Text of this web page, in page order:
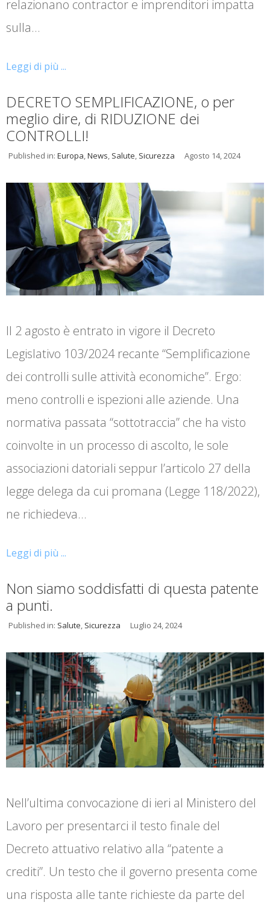
relazionano contractor e imprenditori impatta
sulla…
Leggi di più ...
DECRETO SEMPLIFICAZIONE, o per
meglio dire, di RIDUZIONE dei
CONTROLLI!
Published in: Europa News Salute Sicurezza Agosto 14, 2024
Il 2 agosto è entrato in vigore il Decreto
Legislativo 103/2024 recante “Semplificazione
dei controlli sulle attività economiche”. Ergo:
meno controlli e ispezioni alle aziende. Una
normativa passata “sottotraccia” che ha visto
coinvolte in un processo di ascolto, le sole
associazioni datoriali seppur l’articolo 27 della
legge delega da cui promana (Legge 118/2022),
ne richiedeva…
Leggi di più ...
Non siamo soddisfatti di questa patente
a punti.
Published in: Salute, Sicurezza Luglio 24, 2024
Nell’ultima convocazione di ieri al Ministero del
Lavoro per presentarci il testo finale del
Decreto attuativo relativo alla “patente a
crediti”. Un testo che il governo presenta come
una risposta alle tante richieste da parte del